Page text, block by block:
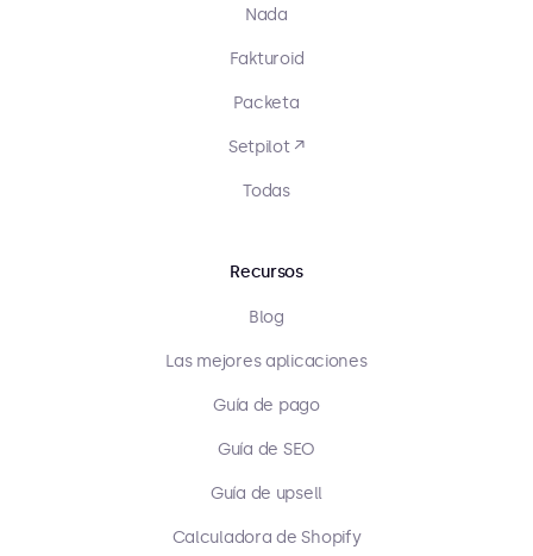
Nada
Fakturoid
Packeta
Setpilot ↗
Todas
Recursos
Blog
Las mejores aplicaciones
Guía de pago
Guía de SEO
Guía de upsell
Calculadora de Shopify